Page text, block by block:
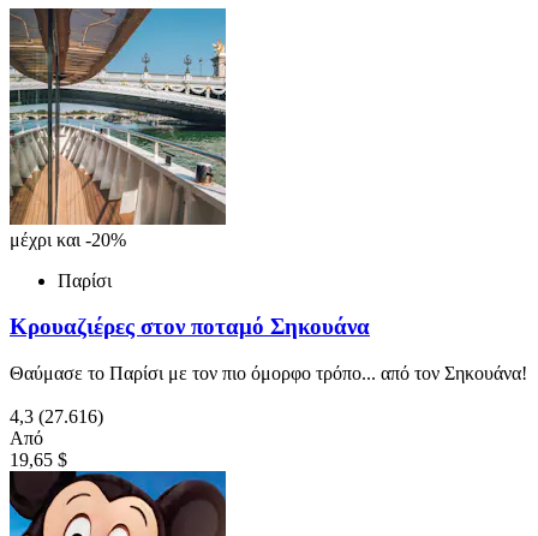
μέχρι και -20%
Παρίσι
Κρουαζιέρες στον ποταμό Σηκουάνα
Θαύμασε το Παρίσι με τον πιο όμορφο τρόπο... από τον Σηκουάνα!
4,3 (27.616)
Από
19,65 $